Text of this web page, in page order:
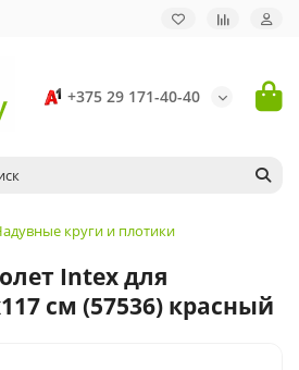
+375 29 171-40-40
круги и плотики
Intex для
см (57536) красный